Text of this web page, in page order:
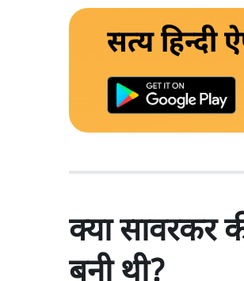
सत्य हिन्दी
क्या सावरकर